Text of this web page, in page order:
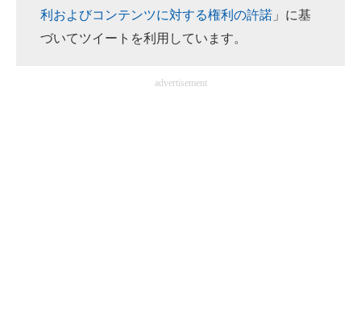
企業ITのトレンドを詳説
利およびコンテンツに対する権利の許諾 」に基
づいてツイートを利用しています。
advertisement